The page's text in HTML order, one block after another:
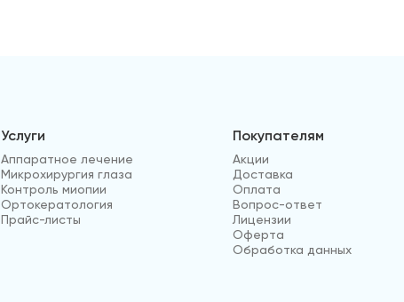
Услуги
Аппаратное лечение
Микрохирургия глаза
Контроль миопии
Ортокератология
Прайс-листы
Покупателям
Акции
Доставка
Оплата
Вопрос-ответ
Лицензии
Оферта
Обработка данных